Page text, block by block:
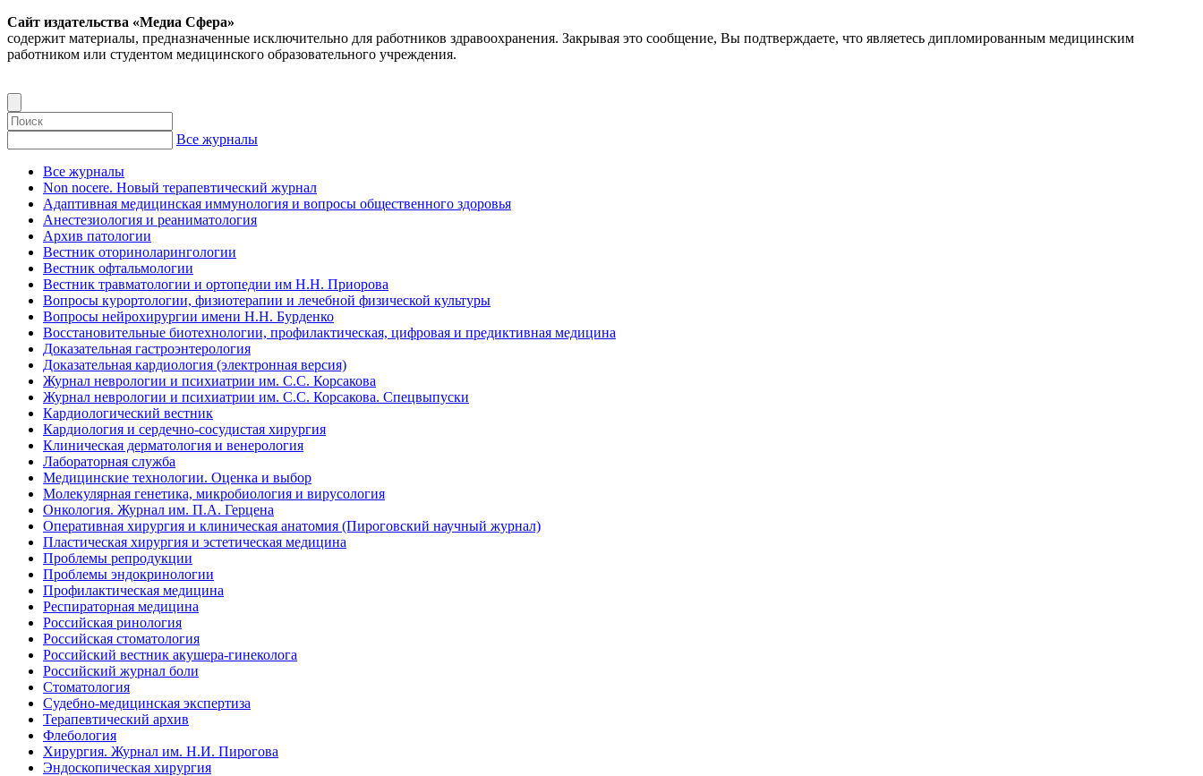
Сайт издательства «Медиа Сфера»
содержит материалы, предназначенные исключительно для работников здравоохранения. Закрывая это сообщение, Вы подтверждаете, что являетесь дипломированным медицинским
работником или студентом медицинского образовательного учреждения.
Все журналы
Все журналы
Non nocere. Новый терапевтический журнал
Адаптивная медицинская иммунология и вопросы общественного здоровья
Анестезиология и реаниматология
Архив патологии
Вестник оториноларингологии
Вестник офтальмологии
Вестник травматологии и ортопедии им Н.Н. Приорова
Вопросы курортологии, физиотерапии и лечебной физической культуры
Вопросы нейрохирургии имени Н.Н. Бурденко
Восстановительные биотехнологии, профилактическая, цифровая и предиктивная медицина
Доказательная гастроэнтерология
Доказательная кардиология (электронная версия)
Журнал неврологии и психиатрии им. С.С. Корсакова
Журнал неврологии и психиатрии им. С.С. Корсакова. Спецвыпуски
Кардиологический вестник
Кардиология и сердечно-сосудистая хирургия
Клиническая дерматология и венерология
Лабораторная служба
Медицинские технологии. Оценка и выбор
Молекулярная генетика, микробиология и вирусология
Онкология. Журнал им. П.А. Герцена
Оперативная хирургия и клиническая анатомия (Пироговский научный журнал)
Пластическая хирургия и эстетическая медицина
Проблемы репродукции
Проблемы эндокринологии
Профилактическая медицина
Респираторная медицина
Российская ринология
Российская стоматология
Российский вестник акушера-гинеколога
Российский журнал боли
Стоматология
Судебно-медицинская экспертиза
Терапевтический архив
Флебология
Хирургия. Журнал им. Н.И. Пирогова
Эндоскопическая хирургия